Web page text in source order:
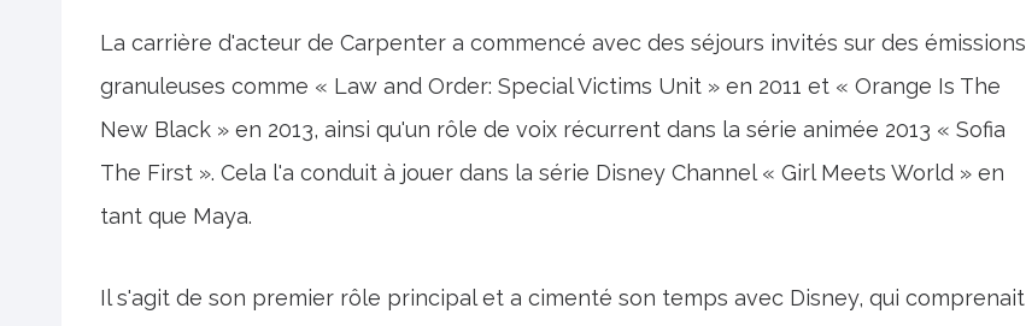
La carrière d'acteur de Carpenter a commencé avec des séjours invités sur des émissions
granuleuses comme « Law and Order: Special Victims Unit » en 2011 et « Orange Is The
New Black » en 2013, ainsi qu'un rôle de voix récurrent dans la série animée 2013 « Sofia
The First ». Cela l'a conduit à jouer dans la série Disney Channel « Girl Meets World » en
tant que Maya.
Il s'agit de son premier rôle principal et a cimenté son temps avec Disney, qui comprenait